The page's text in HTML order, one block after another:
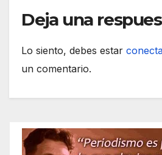
Deja una
Lo siento, debes estar
un comentario.